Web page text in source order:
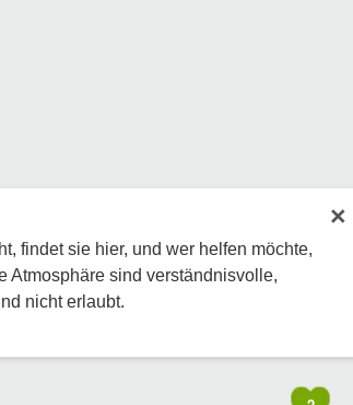
×
findet sie hier, und wer helfen möchte,
Atmosphäre sind verständnisvolle,
nicht erlaubt.